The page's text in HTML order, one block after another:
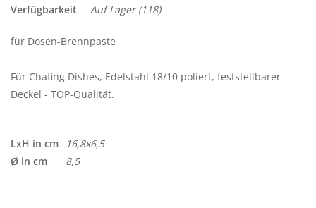
Verfügbarkeit
Auf Lager(118)
für Dosen-Brennpaste
Für Chafing Dishes, Edelstahl 18/10 poliert, feststellbarer
Deckel - TOP-Qualität.
LxH in cm
16,8x6,5
Ø in cm
8,5